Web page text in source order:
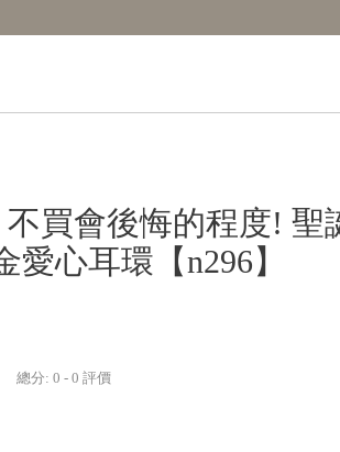
不買會後悔的程度! 聖
愛心耳環【n296】
總分:0 -0 評價